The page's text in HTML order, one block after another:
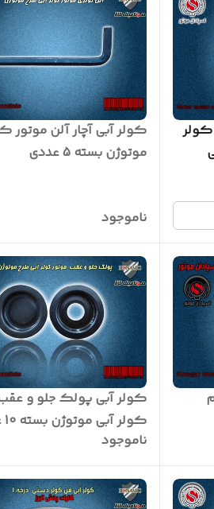
کولر آبی آچار آلن موتور
موتوژن بسته 5 عددی
ناموجود
کولر آبی پولک جلو و
کولر آبی موتوژن بسته 10 عددی
ناموجود